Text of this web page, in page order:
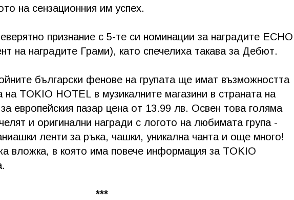
на сензационния им успех.
признание с 5-те си номинации за наградите ЕСНО
на наградите Грами), като спечелиха такава за Дебют.
български фенове на групата ще имат възможността
TOKIO HOTEL в музикалните магазини в страната на
европейския пазар цена от 13.99 лв. Освен това голяма
и оригинални награди с логото на любимата група -
ленти за ръка, чашки, уникална чанта и още много!
вложка, в която има повече информация за TOKIO
***